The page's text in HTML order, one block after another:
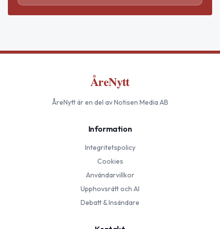
ÅreNytt
ÅreNyttär en del av Notisen Media AB
Information
Integritetspolicy
Cookies
Användarvillkor
Upphovsrätt och AI
Debatt & Insändare